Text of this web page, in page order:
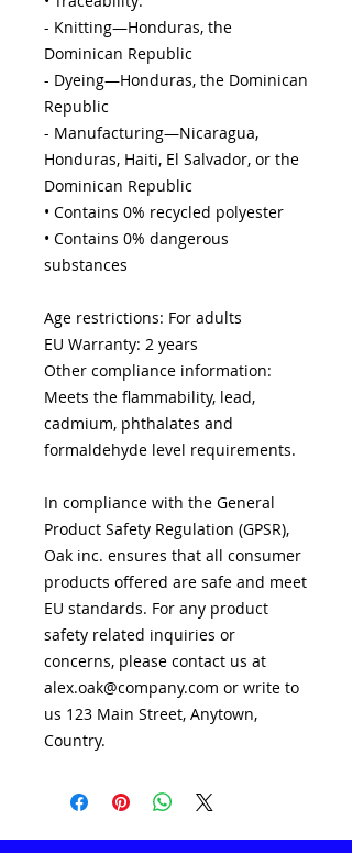
- Knitting—Honduras, the
Dominican Republic
- Dyeing—Honduras, the Dominican
Republic
- Manufacturing—Nicaragua,
Honduras, Haiti, El Salvador, or the
Dominican Republic
• Contains 0% recycled polyester
• Contains 0% dangerous
substances
Age restrictions: For adults
EU Warranty: 2 years
Other compliance information:
Meets the flammability, lead,
cadmium, phthalates and
formaldehyde level requirements.
In compliance with the General
Oak inc. ensures that all consumer
products offered are safe and meet
EU standards. For any product
safety related inquiries or
alex.oak@company.com or write to
us 123 Main Street, Anytown,
Country.